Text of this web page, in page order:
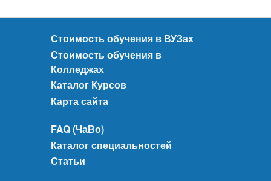
Стоимость обучения в ВУЗах
Стоимость обучения в
Колледжах
Каталог Курсов
Карта сайта
FAQ (ЧаВо)
Каталог специальностей
Статьи